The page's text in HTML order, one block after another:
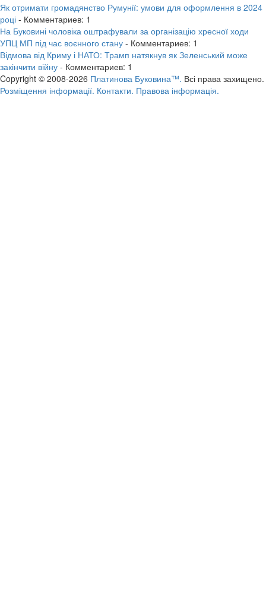
Як отримати громадянство Румунії: умови для оформлення в 2024
році - Комментариев: 1
На Буковині чоловіка оштрафували за організацію хресної ходи
УПЦ МП під час воєнного стану - Комментариев: 1
Відмова від Криму і НАТО: Трамп натякнув як Зеленський може
закінчити війну - Комментариев: 1
Copyright © 2008-2026 Платинова Буковина™. Всі права захищено.
Розміщення інформації. Контакти. Правова інформація.